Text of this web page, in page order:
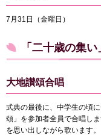
7月31日（金曜日）
「二十歳の集
大地讃頌合唱
式典の最後に、中学生の頃
頌」を参加者全員で合唱し
を思い出しながら歌います。